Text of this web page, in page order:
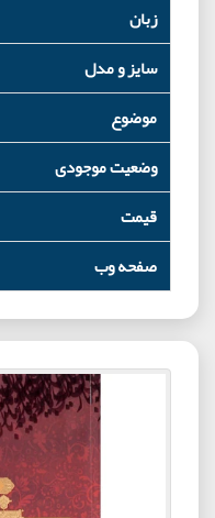
زبان
سایز و مدل
موضوع
وضعیت موجودی
قیمت
صفحه وب